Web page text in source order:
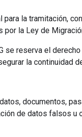
la tramitación,
la Ley de
se reserva el
la continuidad
documentos,
de datos falsos u